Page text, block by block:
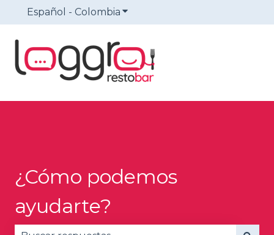
Español - Colombia Traducciones de Mostrar
¿Cómo podemos
ayudarte?